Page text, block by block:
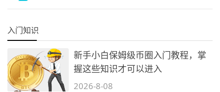
入门知识
新手小白保姆级币圈入门教程，掌
握这些知识才可以进入
2026-8-08